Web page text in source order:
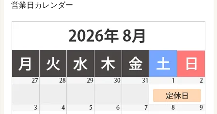
営業日カレンダー